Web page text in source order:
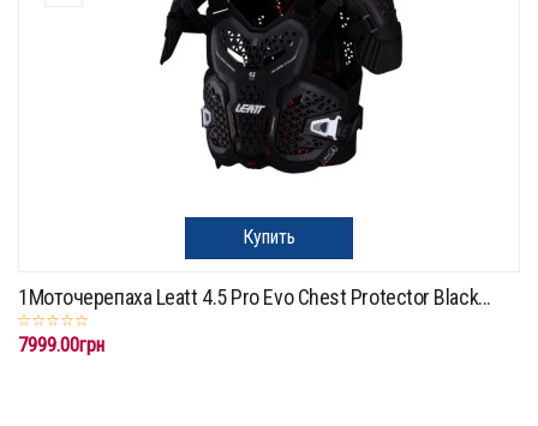
Купить
1Моточерепаха Leatt 4.5 Pro Evo Chest Protector Black...
7999.00грн